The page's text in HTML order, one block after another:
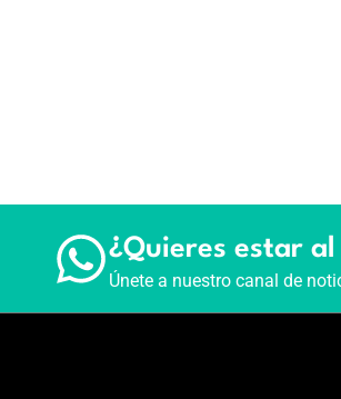
¿Quieres estar
Únete a nuestro canal de